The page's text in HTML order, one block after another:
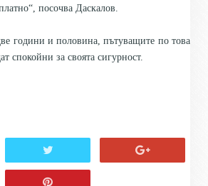
посочва Даскалов.
години и половина, пътуващите по това
спокойни за своята сигурност.